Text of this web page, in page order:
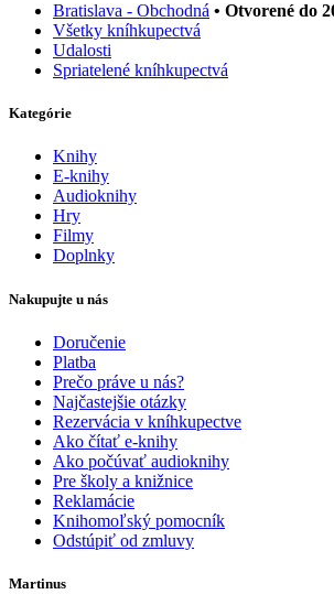
Bratislava - Obchodná • Otvorené do
Všetky kníhkupectvá
Udalosti
Spriatelené kníhkupectvá
Kategórie
Knihy
E-knihy
Audioknihy
Hry
Filmy
Doplnky
Nakupujte u nás
Doručenie
Platba
Prečo práve u nás?
Najčastejšie otázky
Rezervácia v kníhkupectve
Ako čítať e-knihy
Ako počúvať audioknihy
Pre školy a knižnice
Reklamácie
Knihomoľský pomocník
Odstúpiť od zmluvy
Martinus